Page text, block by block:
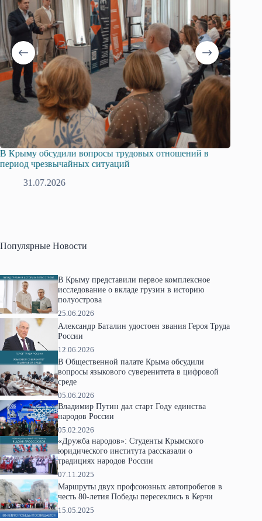
Крыму обсудили вопросы трудовых отношений в
чрезвычайных ситуаций
31.07.2026
Популярные Новости
В Крыму представили первое комплексное
исследование о вкладе грузин в историю
полуострова
25.06.2026
Александр Баталин удостоен звания Героя Труда
России
12.06.2026
В Общественной палате Крыма обсудили
вопросы языкового суверенитета в цифровой
среде
05.06.2026
Владимир Путин дал старт Году единства
народов России
05.02.2026
«Дружба народов»: Студенты Крымского
юридического института рассказали о
традициях народов России
07.11.2025
Маршруты двух профсоюзных автопробегов в
честь 80-летия Победы пересеклись в Керчи
15.05.2025